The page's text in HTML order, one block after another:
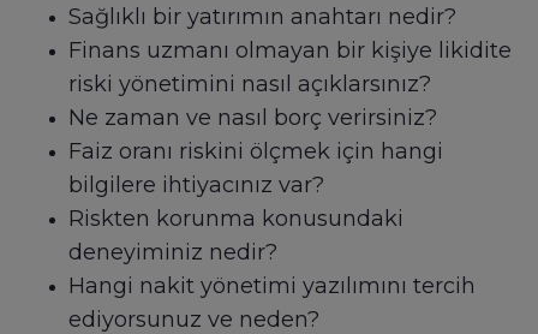
Sağlıklı bir yatırımın anahtarı nedir?
Finans uzmanı olmayan bir kişiye likidite
riski yönetimini nasıl açıklarsınız?
Ne zaman ve nasıl borç verirsiniz?
Faiz oranı riskini ölçmek için hangi
bilgilere ihtiyacınız var?
Riskten korunma konusundaki
deneyiminiz nedir?
Hangi nakit yönetimi yazılımını tercih
ediyorsunuz ve neden?